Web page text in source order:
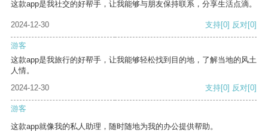
这款app是我社交的好帮手，让我能够与朋友保持联系，分享生活点滴。
2024-12-30 支持[0] 反对[0]
游客
这款app是我旅行的好帮手，让我能够轻松找到目的地，了解当地的风土
人情。
2024-12-30
支持[0] 反对[0]
游客
这款app就像我的私人助理，随时随地为我的办公提供帮助。